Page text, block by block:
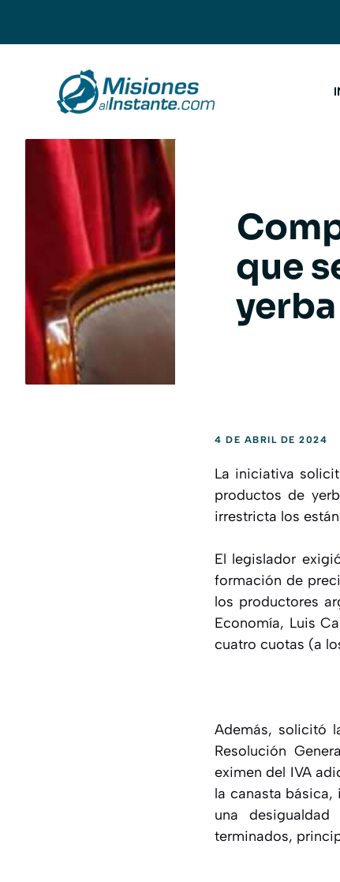
que
4 DE ABRIL DE 2024
La iniciativa
productos de
irrestricta los
El legislador
formación de
los productores
Economía, Luis
cuatro cuotas (a
Además, solicitó
Resolución
eximen del IVA
la canasta básica,
una
terminados,